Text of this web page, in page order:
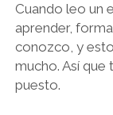
Cuando leo un
aprender,
conozco, y
mucho. Así
puesto.